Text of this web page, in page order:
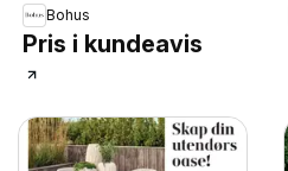
Bohus
Pris i kundeavis